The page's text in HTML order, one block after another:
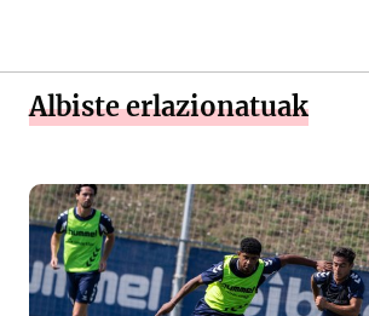
Albiste erlazionatuak